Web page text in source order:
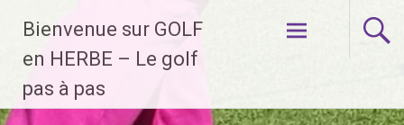
contenu
Bienvenue sur GOLF
en HERBE – Le golf
pas à pas